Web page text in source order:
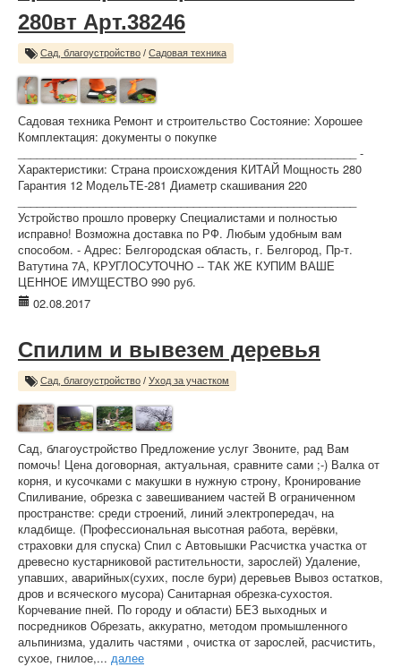
280вт Арт.38246
Сад, благоустройство / Садовая техника
Садовая техника Ремонт и строительство Состояние: Хорошее
Комплектация: документы о покупке
______________________________________________________ -
Характеристики: Страна происхождения КИТАЙ Мощность 280
Гарантия 12 МодельTE-281 Диаметр скашивания 220
Устройство прошло проверку Специалистами и полностью
исправно! Возможна доставка по РФ. Любым удобным вам
способом. - Адрес: Белгородская область, г. Белгород, Пр-т.
Ватутина 7А, КРУГЛОСУТОЧНО -- ТАК ЖЕ КУПИМ ВАШЕ
ЦЕННОЕ ИМУЩЕСТВО 990 руб.
02.08.2017
Спилим и вывезем деревья
Сад, благоустройство / Уход за участком
Сад, благоустройство Предложение услуг Звоните, рад Вам
помочь! Цена договорная, актуальная, сравните сами ;-) Валка от
корня, и кусочками с макушки в нужную строну, Кронирование
Спиливание, обрезка с завешиванием частей В ограниченном
пространстве: среди строений, линий электропередач, на
кладбище. (Профессиональная высотная работа, верёвки,
страховки для спуска) Спил с Автовышки Расчистка участка от
древесно кустарниковой растительности, зарослей) Удаление,
упавших, аварийных(сухих, после бури) деревьев Вывоз остатков,
дров и всяческого мусора) Санитарная обрезка-сухостоя.
Корчевание пней. По городу и области) БЕЗ выходных и
посредников Обрезать, аккуратно, методом промышленного
альпинизма, удалить частями , очистка от зарослей, расчистить,
сухое, гнилое,... далее